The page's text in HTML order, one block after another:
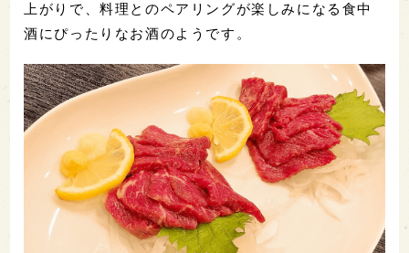
上がりで、料理とのペアリングが楽しみになる食中
酒にぴったりなお酒のようです。